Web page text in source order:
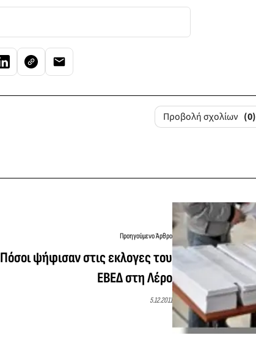
Προβολή σχολίων (0)
Προηγούμενο Άρθρο
Πόσοι ψήφισαν στις εκλογες του
ΕΒΕΔ στη Λέρο
5.12.2011